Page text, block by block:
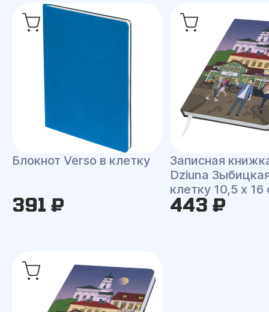
Блокнот Verso в клетку
391 ₽
Записная
Dziuna
клетку 10,5 x 16
443 ₽